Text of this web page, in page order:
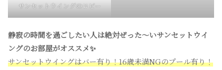
サンセットウイングのロビー
静寂の時間を過ごしたい人は絶対ぜった〜いサンセットウイ
ングのお部屋がオススメ✨
サンセットウイングはバー有り！16歳未満NGのプール有り！